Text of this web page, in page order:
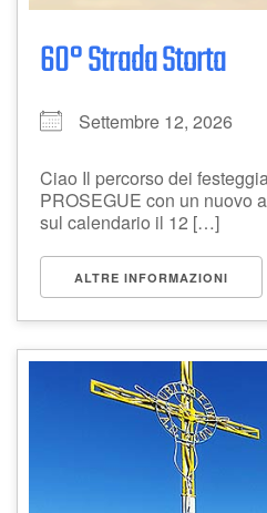
60° Strada Storta
Settembre 12, 2026
Ciao Il percorso dei
PROSEGUE con un nuovo
sul calendario il 12 […]
ALTRE INFORMAZIONI